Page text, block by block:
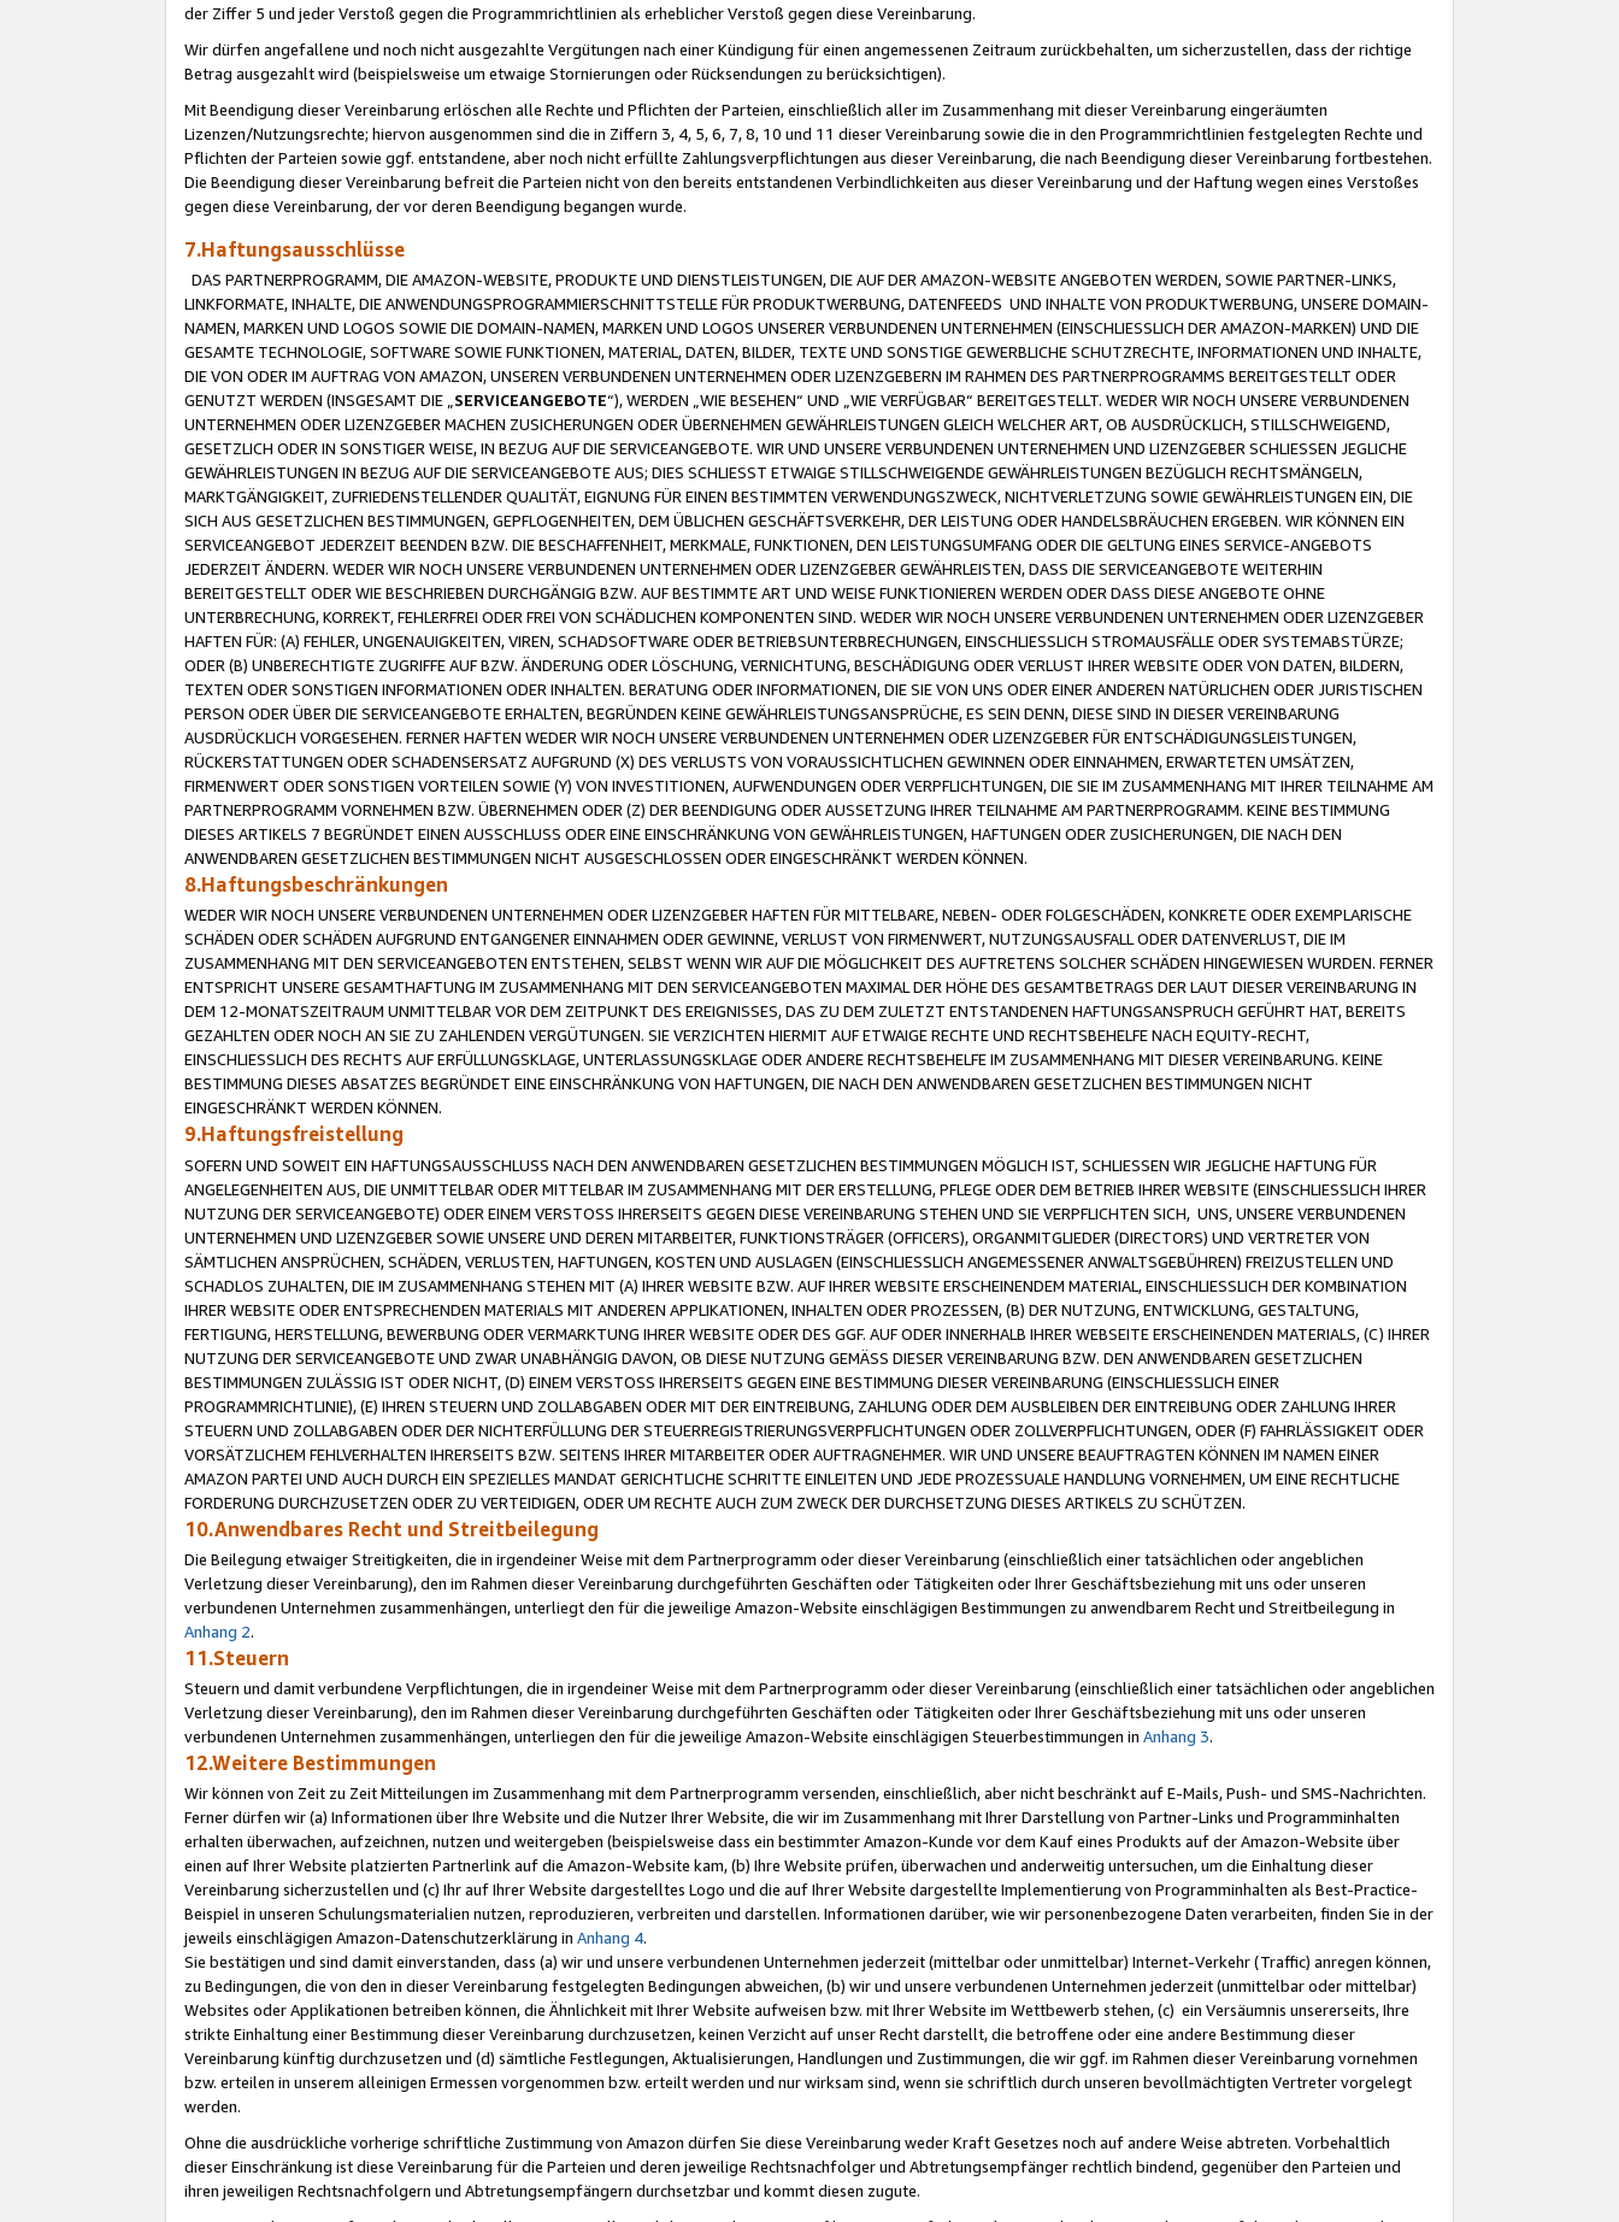
der Ziffer 5 und jeder Verstoß gegen die Programmrichtlinien als erheblicher Verstoß gegen diese Vereinbarung.
Wir dürfen angefallene und noch nicht ausgezahlte Vergütungen nach einer Kündigung für einen angemessenen Zeitraum zurückbehalten, um sicherzustellen, dass der richtige
Betrag ausgezahlt wird (beispielsweise um etwaige Stornierungen oder Rücksendungen zu berücksichtigen).
Mit Beendigung dieser Vereinbarung erlöschen alle Rechte und Pflichten der Parteien, einschließlich aller im Zusammenhang mit dieser Vereinbarung eingeräumten
Lizenzen/Nutzungsrechte; hiervon ausgenommen sind die in Ziffern 3, 4, 5, 6, 7, 8, 10 und 11 dieser Vereinbarung sowie die in den Programmrichtlinien festgelegten Rechte und
Pflichten der Parteien sowie ggf. entstandene, aber noch nicht erfüllte Zahlungsverpflichtungen aus dieser Vereinbarung, die nach Beendigung dieser Vereinbarung fortbestehen.
Die Beendigung dieser Vereinbarung befreit die Parteien nicht von den bereits entstandenen Verbindlichkeiten aus dieser Vereinbarung und der Haftung wegen eines Verstoßes
gegen diese Vereinbarung, der vor deren Beendigung begangen wurde.
7.Haftungsausschlüsse
DAS PARTNERPROGRAMM, DIE AMAZON-WEBSITE, PRODUKTE UND DIENSTLEISTUNGEN, DIE AUF DER AMAZON-WEBSITE ANGEBOTEN WERDEN, SOWIE PARTNER-LINKS,
LINKFORMATE, INHALTE, DIE ANWENDUNGSPROGRAMMIERSCHNITTSTELLE FÜR PRODUKTWERBUNG, DATENFEEDS UND INHALTE VON PRODUKTWERBUNG, UNSERE DOMAIN-
NAMEN, MARKEN UND LOGOS SOWIE DIE DOMAIN-NAMEN, MARKEN UND LOGOS UNSERER VERBUNDENEN UNTERNEHMEN (EINSCHLIESSLICH DER AMAZON-MARKEN) UND DIE
GESAMTE TECHNOLOGIE, SOFTWARE SOWIE FUNKTIONEN, MATERIAL, DATEN, BILDER, TEXTE UND SONSTIGE GEWERBLICHE SCHUTZRECHTE, INFORMATIONEN UND INHALTE,
DIE VON ODER IM AUFTRAG VON AMAZON, UNSEREN VERBUNDENEN UNTERNEHMEN ODER LIZENZGEBERN IM RAHMEN DES PARTNERPROGRAMMS BEREITGESTELLT ODER
GENUTZT WERDEN (INSGESAMT DIE „ SERVICEANGEBOTE“), WERDEN „WIE BESEHEN“ UND „WIE VERFÜGBAR“ BEREITGESTELLT. WEDER WIR NOCH UNSERE VERBUNDENEN
UNTERNEHMEN ODER LIZENZGEBER MACHEN ZUSICHERUNGEN ODER ÜBERNEHMEN GEWÄHRLEISTUNGEN GLEICH WELCHER ART, OB AUSDRÜCKLICH, STILLSCHWEIGEND,
GESETZLICH ODER IN SONSTIGER WEISE, IN BEZUG AUF DIE SERVICEANGEBOTE. WIR UND UNSERE VERBUNDENEN UNTERNEHMEN UND LIZENZGEBER SCHLIESSEN JEGLICHE
GEWÄHRLEISTUNGEN IN BEZUG AUF DIE SERVICEANGEBOTE AUS; DIES SCHLIESST ETWAIGE STILLSCHWEIGENDE GEWÄHRLEISTUNGEN BEZÜGLICH RECHTSMÄNGELN,
MARKTGÄNGIGKEIT, ZUFRIEDENSTELLENDER QUALITÄT, EIGNUNG FÜR EINEN BESTIMMTEN VERWENDUNGSZWECK, NICHTVERLETZUNG SOWIE GEWÄHRLEISTUNGEN EIN, DIE
SICH AUS GESETZLICHEN BESTIMMUNGEN, GEPFLOGENHEITEN, DEM ÜBLICHEN GESCHÄFTSVERKEHR, DER LEISTUNG ODER HANDELSBRÄUCHEN ERGEBEN. WIR KÖNNEN EIN
SERVICEANGEBOT JEDERZEIT BEENDEN BZW. DIE BESCHAFFENHEIT, MERKMALE, FUNKTIONEN, DEN LEISTUNGSUMFANG ODER DIE GELTUNG EINES SERVICE-ANGEBOTS
JEDERZEIT ÄNDERN. WEDER WIR NOCH UNSERE VERBUNDENEN UNTERNEHMEN ODER LIZENZGEBER GEWÄHRLEISTEN, DASS DIE SERVICEANGEBOTE WEITERHIN
BEREITGESTELLT ODER WIE BESCHRIEBEN DURCHGÄNGIG BZW. AUF BESTIMMTE ART UND WEISE FUNKTIONIEREN WERDEN ODER DASS DIESE ANGEBOTE OHNE
UNTERBRECHUNG, KORREKT, FEHLERFREI ODER FREI VON SCHÄDLICHEN KOMPONENTEN SIND. WEDER WIR NOCH UNSERE VERBUNDENEN UNTERNEHMEN ODER LIZENZGEBER
HAFTEN FÜR: (A) FEHLER, UNGENAUIGKEITEN, VIREN, SCHADSOFTWARE ODER BETRIEBSUNTERBRECHUNGEN, EINSCHLIESSLICH STROMAUSFÄLLE ODER SYSTEMABSTÜRZE;
ODER (B) UNBERECHTIGTE ZUGRIFFE AUF BZW. ÄNDERUNG ODER LÖSCHUNG, VERNICHTUNG, BESCHÄDIGUNG ODER VERLUST IHRER WEBSITE ODER VON DATEN, BILDERN,
TEXTEN ODER SONSTIGEN INFORMATIONEN ODER INHALTEN. BERATUNG ODER INFORMATIONEN, DIE SIE VON UNS ODER EINER ANDEREN NATÜRLICHEN ODER JURISTISCHEN
PERSON ODER ÜBER DIE SERVICEANGEBOTE ERHALTEN, BEGRÜNDEN KEINE GEWÄHRLEISTUNGSANSPRÜCHE, ES SEIN DENN, DIESE SIND IN DIESER VEREINBARUNG
AUSDRÜCKLICH VORGESEHEN. FERNER HAFTEN WEDER WIR NOCH UNSERE VERBUNDENEN UNTERNEHMEN ODER LIZENZGEBER FÜR ENTSCHÄDIGUNGSLEISTUNGEN,
RÜCKERSTATTUNGEN ODER SCHADENSERSATZ AUFGRUND (X) DES VERLUSTS VON VORAUSSICHTLICHEN GEWINNEN ODER EINNAHMEN, ERWARTETEN UMSÄTZEN,
FIRMENWERT ODER SONSTIGEN VORTEILEN SOWIE (Y) VON INVESTITIONEN, AUFWENDUNGEN ODER VERPFLICHTUNGEN, DIE SIE IM ZUSAMMENHANG MIT IHRER TEILNAHME AM
PARTNERPROGRAMM VORNEHMEN BZW. ÜBERNEHMEN ODER (Z) DER BEENDIGUNG ODER AUSSETZUNG IHRER TEILNAHME AM PARTNERPROGRAMM. KEINE BESTIMMUNG
DIESES ARTIKELS 7 BEGRÜNDET EINEN AUSSCHLUSS ODER EINE EINSCHRÄNKUNG VON GEWÄHRLEISTUNGEN, HAFTUNGEN ODER ZUSICHERUNGEN, DIE NACH DEN
ANWENDBAREN GESETZLICHEN BESTIMMUNGEN NICHT AUSGESCHLOSSEN ODER EINGESCHRÄNKT WERDEN KÖNNEN.
8.Haftungsbeschränkungen
WEDER WIR NOCH UNSERE VERBUNDENEN UNTERNEHMEN ODER LIZENZGEBER HAFTEN FÜR MITTELBARE, NEBEN- ODER FOLGESCHÄDEN, KONKRETE ODER EXEMPLARISCHE
SCHÄDEN ODER SCHÄDEN AUFGRUND ENTGANGENER EINNAHMEN ODER GEWINNE, VERLUST VON FIRMENWERT, NUTZUNGSAUSFALL ODER DATENVERLUST, DIE IM
ZUSAMMENHANG MIT DEN SERVICEANGEBOTEN ENTSTEHEN, SELBST WENN WIR AUF DIE MÖGLICHKEIT DES AUFTRETENS SOLCHER SCHÄDEN HINGEWIESEN WURDEN. FERNER
ENTSPRICHT UNSERE GESAMTHAFTUNG IM ZUSAMMENHANG MIT DEN SERVICEANGEBOTEN MAXIMAL DER HÖHE DES GESAMTBETRAGS DER LAUT DIESER VEREINBARUNG IN
DEM 12-MONATSZEITRAUM UNMITTELBAR VOR DEM ZEITPUNKT DES EREIGNISSES, DAS ZU DEM ZULETZT ENTSTANDENEN HAFTUNGSANSPRUCH GEFÜHRT HAT, BEREITS
GEZAHLTEN ODER NOCH AN SIE ZU ZAHLENDEN VERGÜTUNGEN. SIE VERZICHTEN HIERMIT AUF ETWAIGE RECHTE UND RECHTSBEHELFE NACH EQUITY-RECHT,
EINSCHLIESSLICH DES RECHTS AUF ERFÜLLUNGSKLAGE, UNTERLASSUNGSKLAGE ODER ANDERE RECHTSBEHELFE IM ZUSAMMENHANG MIT DIESER VEREINBARUNG. KEINE
BESTIMMUNG DIESES ABSATZES BEGRÜNDET EINE EINSCHRÄNKUNG VON HAFTUNGEN, DIE NACH DEN ANWENDBAREN GESETZLICHEN BESTIMMUNGEN NICHT
EINGESCHRÄNKT WERDEN KÖNNEN.
9.Haftungsfreistellung
SOFERN UND SOWEIT EIN HAFTUNGSAUSSCHLUSS NACH DEN ANWENDBAREN GESETZLICHEN BESTIMMUNGEN MÖGLICH IST, SCHLIESSEN WIR JEGLICHE HAFTUNG FÜR
ANGELEGENHEITEN AUS, DIE UNMITTELBAR ODER MITTELBAR IM ZUSAMMENHANG MIT DER ERSTELLUNG, PFLEGE ODER DEM BETRIEB IHRER WEBSITE (EINSCHLIESSLICH IHRER
NUTZUNG DER SERVICEANGEBOTE) ODER EINEM VERSTOSS IHRERSEITS GEGEN DIESE VEREINBARUNG STEHEN UND SIE VERPFLICHTEN SICH, UNS, UNSERE VERBUNDENEN
UNTERNEHMEN UND LIZENZGEBER SOWIE UNSERE UND DEREN MITARBEITER, FUNKTIONSTRÄGER (OFFICERS), ORGANMITGLIEDER (DIRECTORS) UND VERTRETER VON
SÄMTLICHEN ANSPRÜCHEN, SCHÄDEN, VERLUSTEN, HAFTUNGEN, KOSTEN UND AUSLAGEN (EINSCHLIESSLICH ANGEMESSENER ANWALTSGEBÜHREN) FREIZUSTELLEN UND
SCHADLOS ZUHALTEN, DIE IM ZUSAMMENHANG STEHEN MIT (A) IHRER WEBSITE BZW. AUF IHRER WEBSITE ERSCHEINENDEM MATERIAL, EINSCHLIESSLICH DER KOMBINATION
IHRER WEBSITE ODER ENTSPRECHENDEN MATERIALS MIT ANDEREN APPLIKATIONEN, INHALTEN ODER PROZESSEN, (B) DER NUTZUNG, ENTWICKLUNG, GESTALTUNG,
FERTIGUNG, HERSTELLUNG, BEWERBUNG ODER VERMARKTUNG IHRER WEBSITE ODER DES GGF. AUF ODER INNERHALB IHRER WEBSEITE ERSCHEINENDEN MATERIALS, (C) IHRER
NUTZUNG DER SERVICEANGEBOTE UND ZWAR UNABHÄNGIG DAVON, OB DIESE NUTZUNG GEMÄSS DIESER VEREINBARUNG BZW. DEN ANWENDBAREN GESETZLICHEN
BESTIMMUNGEN ZULÄSSIG IST ODER NICHT, (D) EINEM VERSTOSS IHRERSEITS GEGEN EINE BESTIMMUNG DIESER VEREINBARUNG (EINSCHLIESSLICH EINER
PROGRAMMRICHTLINIE), (E) IHREN STEUERN UND ZOLLABGABEN ODER MIT DER EINTREIBUNG, ZAHLUNG ODER DEM AUSBLEIBEN DER EINTREIBUNG ODER ZAHLUNG IHRER
STEUERN UND ZOLLABGABEN ODER DER NICHTERFÜLLUNG DER STEUERREGISTRIERUNGSVERPFLICHTUNGEN ODER ZOLLVERPFLICHTUNGEN, ODER (F) FAHRLÄSSIGKEIT ODER
VORSÄTZLICHEM FEHLVERHALTEN IHRERSEITS BZW. SEITENS IHRER MITARBEITER ODER AUFTRAGNEHMER. WIR UND UNSERE BEAUFTRAGTEN KÖNNEN IM NAMEN EINER
AMAZON PARTEI UND AUCH DURCH EIN SPEZIELLES MANDAT GERICHTLICHE SCHRITTE EINLEITEN UND JEDE PROZESSUALE HANDLUNG VORNEHMEN, UM EINE RECHTLICHE
FORDERUNG DURCHZUSETZEN ODER ZU VERTEIDIGEN, ODER UM RECHTE AUCH ZUM ZWECK DER DURCHSETZUNG DIESES ARTIKELS ZU SCHÜTZEN.
10.Anwendbares Recht und Streitbeilegung
Die Beilegung etwaiger Streitigkeiten, die in irgendeiner Weise mit dem Partnerprogramm oder dieser Vereinbarung (einschließlich einer tatsächlichen oder angeblichen
Verletzung dieser Vereinbarung), den im Rahmen dieser Vereinbarung durchgeführten Geschäften oder Tätigkeiten oder Ihrer Geschäftsbeziehung mit uns oder unseren
verbundenen Unternehmen zusammenhängen, unterliegt den für die jeweilige Amazon-Website einschlägigen Bestimmungen zu anwendbarem Recht und Streitbeilegung in
Anhang 2.
11.Steuern
Steuern und damit verbundene Verpflichtungen, die in irgendeiner Weise mit dem Partnerprogramm oder dieser Vereinbarung (einschließlich einer tatsächlichen oder angeblichen
Verletzung dieser Vereinbarung), den im Rahmen dieser Vereinbarung durchgeführten Geschäften oder Tätigkeiten oder Ihrer Geschäftsbeziehung mit uns oder unseren
verbundenen Unternehmen zusammenhängen, unterliegen den für die jeweilige Amazon-Website einschlägigen Steuerbestimmungen in Anhang 3.
12.Weitere Bestimmungen
Wir können von Zeit zu Zeit Mitteilungen im Zusammenhang mit dem Partnerprogramm versenden, einschließlich, aber nicht beschränkt auf E-Mails, Push- und SMS-Nachrichten.
Ferner dürfen wir (a) Informationen über Ihre Website und die Nutzer Ihrer Website, die wir im Zusammenhang mit Ihrer Darstellung von Partner-Links und Programminhalten
erhalten überwachen, aufzeichnen, nutzen und weitergeben (beispielsweise dass ein bestimmter Amazon-Kunde vor dem Kauf eines Produkts auf der Amazon-Website über
einen auf Ihrer Website platzierten Partnerlink auf die Amazon-Website kam, (b) Ihre Website prüfen, überwachen und anderweitig untersuchen, um die Einhaltung dieser
Vereinbarung sicherzustellen und (c) Ihr auf Ihrer Website dargestelltes Logo und die auf Ihrer Website dargestellte Implementierung von Programminhalten als Best-Practice-
Beispiel in unseren Schulungsmaterialien nutzen, reproduzieren, verbreiten und darstellen. Informationen darüber, wie wir personenbezogene Daten verarbeiten, finden Sie in der
jeweils einschlägigen Amazon-Datenschutzerklärung in Anhang 4.
Sie bestätigen und sind damit einverstanden, dass (a) wir und unsere verbundenen Unternehmen jederzeit (mittelbar oder unmittelbar) Internet-Verkehr (Traffic) anregen können,
zu Bedingungen, die von den in dieser Vereinbarung festgelegten Bedingungen abweichen, (b) wir und unsere verbundenen Unternehmen jederzeit (unmittelbar oder mittelbar)
Websites oder Applikationen betreiben können, die Ähnlichkeit mit Ihrer Website aufweisen bzw. mit Ihrer Website im Wettbewerb stehen, (c) ein Versäumnis unsererseits, Ihre
strikte Einhaltung einer Bestimmung dieser Vereinbarung durchzusetzen, keinen Verzicht auf unser Recht darstellt, die betroffene oder eine andere Bestimmung dieser
Vereinbarung künftig durchzusetzen und (d) sämtliche Festlegungen, Aktualisierungen, Handlungen und Zustimmungen, die wir ggf. im Rahmen dieser Vereinbarung vornehmen
bzw. erteilen in unserem alleinigen Ermessen vorgenommen bzw. erteilt werden und nur wirksam sind, wenn sie schriftlich durch unseren bevollmächtigten Vertreter vorgelegt
werden.
Ohne die ausdrückliche vorherige schriftliche Zustimmung von Amazon dürfen Sie diese Vereinbarung weder Kraft Gesetzes noch auf andere Weise abtreten. Vorbehaltlich
dieser Einschränkung ist diese Vereinbarung für die Parteien und deren jeweilige Rechtsnachfolger und Abtretungsempfänger rechtlich bindend, gegenüber den Parteien und
ihren jeweiligen Rechtsnachfolgern und Abtretungsempfängern durchsetzbar und kommt diesen zugute.